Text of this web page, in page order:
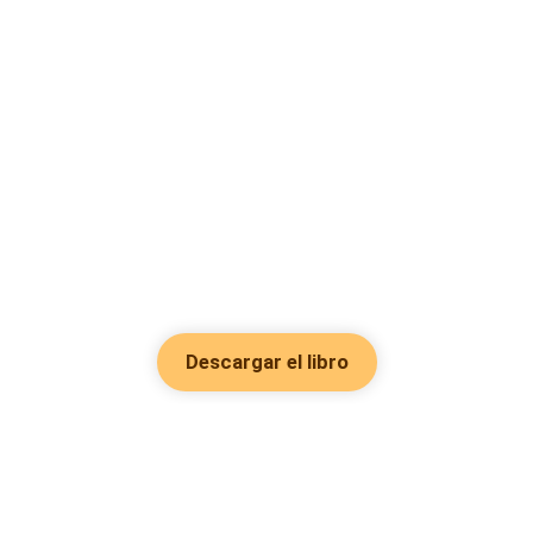
Descargar el libro